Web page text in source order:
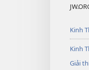
Kinh
Kinh
Giải